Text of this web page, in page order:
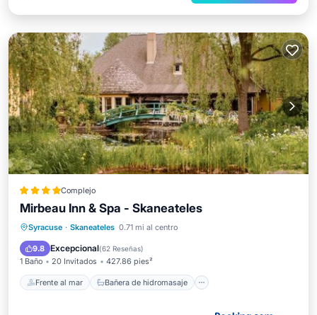
Complejo
Mirbeau Inn & Spa - Skaneateles
Syracuse · Skaneateles 0.71 mi al centro
9.8 Excepcional(62 Reseñas)
1 Baño 20 Invitados 427.86 pies²
Frente al mar Bañera de hidromasaje
Frente al mar
Bañera de hidromasaje
Desayuno
Estación de carga para vehículos eléctricos